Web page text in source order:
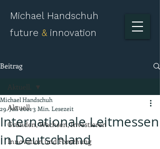
Michael Handschuh
future & innovation
Beitrag
Aktuell.
Gründen, Wachsen, Investieren
Innovation und Forschung
Aktuell.
Internationale Leitmessen
in Deutschland
Michael Handschuh
29. Juli 20213 Min. Lesezeit